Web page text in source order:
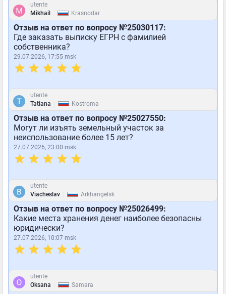
utente
Mikhail
Krasnodar
Отзыв на ответ по вопросу №25030117:
Где заказать выписку ЕГРН с фамилией
собственника?
29.07.2026, 17:55 msk
utente
Tatiana
Kostroma
Отзыв на ответ по вопросу №25027550:
Могут ли изъять земельный участок за
неиспользование более 15 лет?
27.07.2026, 23:00 msk
utente
Viacheslav
Arkhangelsk
Отзыв на ответ по вопросу №25026499:
Какие места хранения денег наиболее безопасны
юридически?
27.07.2026, 10:07 msk
utente
Oksana
Samara